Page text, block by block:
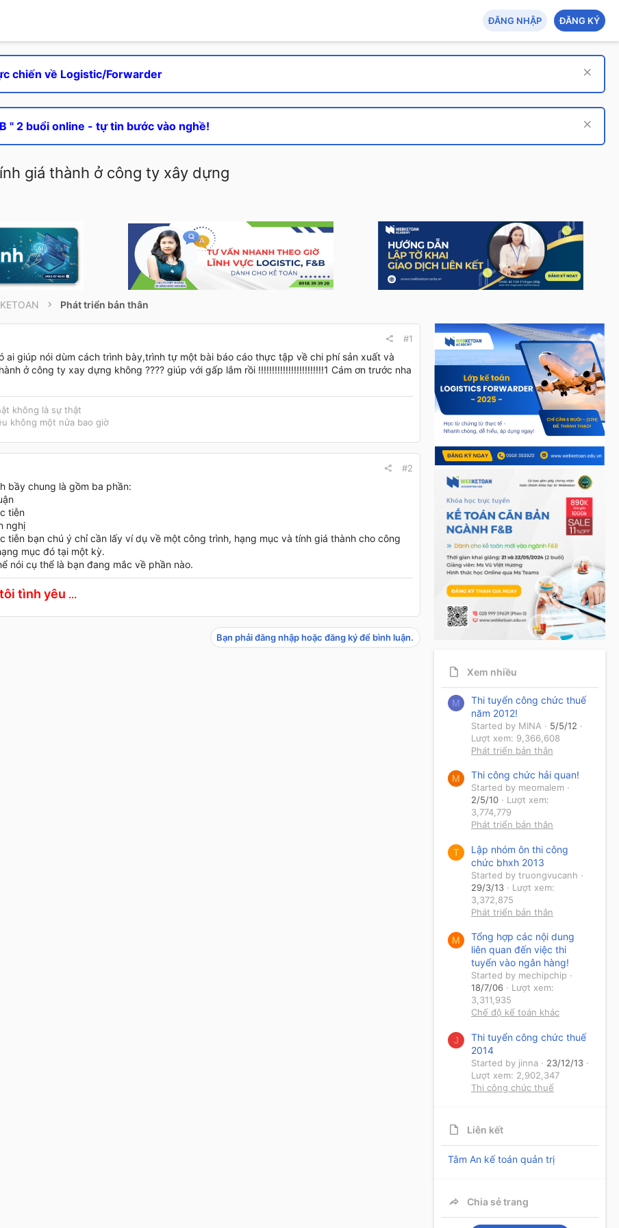
ĐĂNG NHẬP ĐĂNG KÝ
chiến về Logistic/Forwarder
" 2 buổi online - tự tin bước vào nghề!
giá thành ở công ty xây dựng
Phát triển bản thân
#1
ai giúp nói dùm cách trình bày,trình tự một bài báo cáo thực tập về chi phí sản xuất và
ở công ty xay dựng không ???? giúp với gấp lắm rồi !!!!!!!!!!!!!!!!!!!!!!!!1 Cám ơn trước nha
không là sự thật
không một nửa bao giờ
#2
bầy chung là gồm ba phần:
tiễn
nghị
tiễn bạn chú ý chỉ cần lấy ví dụ về một công trình, hạng mục và tính giá thành cho công
mục đó tại một kỳ.
nói cụ thể là bạn đang mắc về phần nào.
tình yêu ...
Bạn phải đăng nhập hoặc đăng ký để bình luận.
Xem nhiều
M
Thi tuyển công chức thuế
năm 2012!
Started by MINA
5/5/12
Lượt xem: 9,366,608
Phát triển bản thân
M Thi công chức hải quan!
Started by meomalem
2/5/10
Lượt xem:
3,774,779
Phát triển bản thân
T
Lập nhóm ôn thi công
chức bhxh 2013
Started by truongvucanh
29/3/13
Lượt xem:
3,372,875
Phát triển bản thân
M
Tổng hợp các nội dung
liên quan đến việc thi
tuyển vào ngân hàng!
Started by mechipchip
18/7/06
Lượt xem:
3,311,935
Chế độ kế toán khác
J
Thi tuyển công chức thuế
2014
Started by jinna
23/12/13
Lượt xem: 2,902,347
Thi công chức thuế
Liên kết
Tâm An kế toán quản trị
Chia sẻ trang